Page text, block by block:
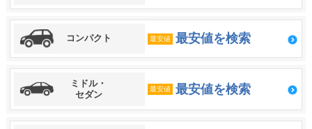
コンパクト 最安値 最安値を検索
ミドル・
セダン
最安値 最安値を検索